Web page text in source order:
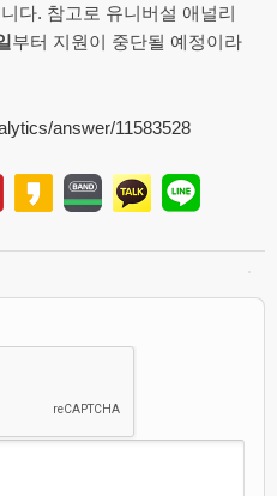
다. 참고로 유니버설 애널리
부터 지원이 중단될 예정이라
answer/11583528